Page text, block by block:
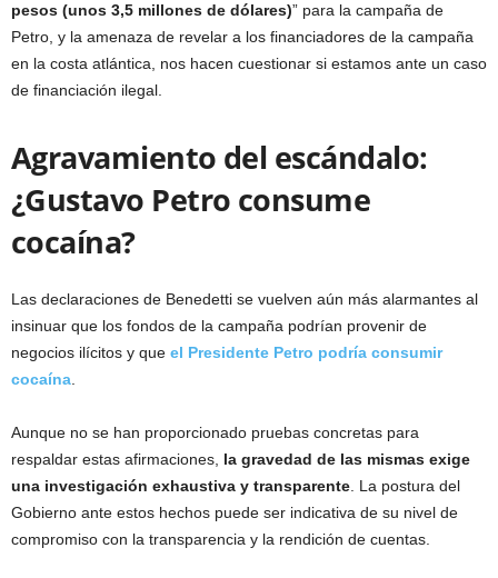
pesos (unos 3,5 millones de dólares)” para la campaña de
Petro, y la amenaza de revelar a los financiadores de la campaña
en la costa atlántica, nos hacen cuestionar si estamos ante un caso
de financiación ilegal.
Agravamiento del escándalo:
¿Gustavo Petro consume
cocaína?
Las declaraciones de Benedetti se vuelven aún más alarmantes al
insinuar que los fondos de la campaña podrían provenir de
negocios ilícitos y que el Presidente Petro podría consumir
cocaína.
Aunque no se han proporcionado pruebas concretas para
respaldar estas afirmaciones, la gravedad de las mismas exige
una investigación exhaustiva y transparente. La postura del
Gobierno ante estos hechos puede ser indicativa de su nivel de
compromiso con la transparencia y la rendición de cuentas.